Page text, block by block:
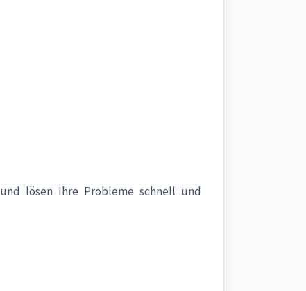
und lösen Ihre Probleme schnell und